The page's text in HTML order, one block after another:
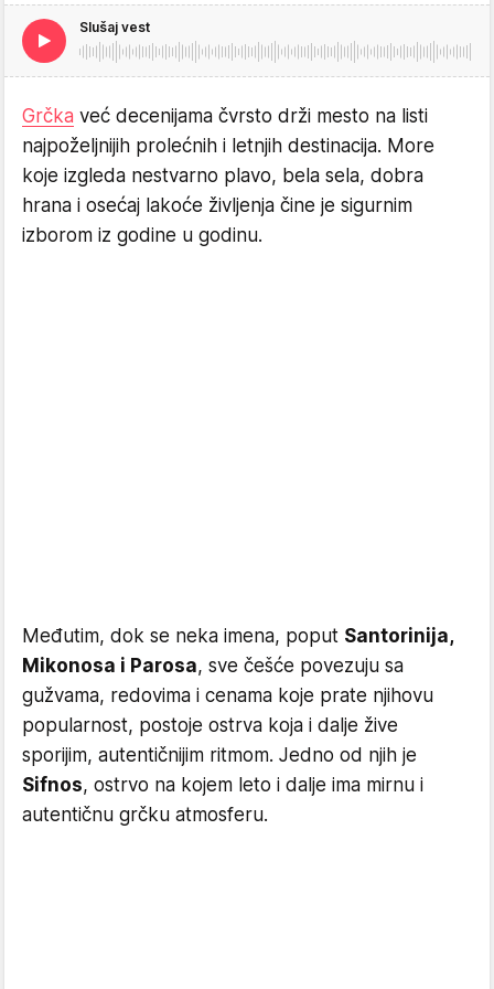
Slušaj vest
Grčka već decenijama čvrsto drži mesto na listi
najpoželjnijih prolećnih i letnjih destinacija. More
koje izgleda nestvarno plavo, bela sela, dobra
hrana i osećaj lakoće življenja čine je sigurnim
izborom iz godine u godinu.
Međutim, dok se neka imena, poput Santorinija,
Mikonosa i Parosa, sve češće povezuju sa
gužvama, redovima i cenama koje prate njihovu
popularnost, postoje ostrva koja i dalje žive
sporijim, autentičnijim ritmom. Jedno od njih je
Sifnos, ostrvo na kojem leto i dalje ima mirnu i
autentičnu grčku atmosferu.